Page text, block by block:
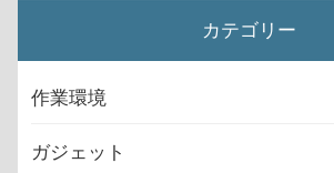
カテゴリー
作業環境
ガジェット